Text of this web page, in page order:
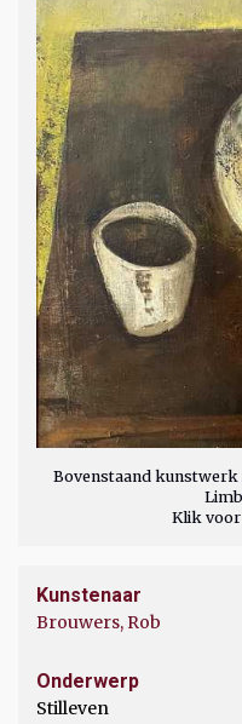
Bovenstaand kunstwerk
Klik
Kunstenaar
Brouwers, Rob
Onderwerp
Stilleven